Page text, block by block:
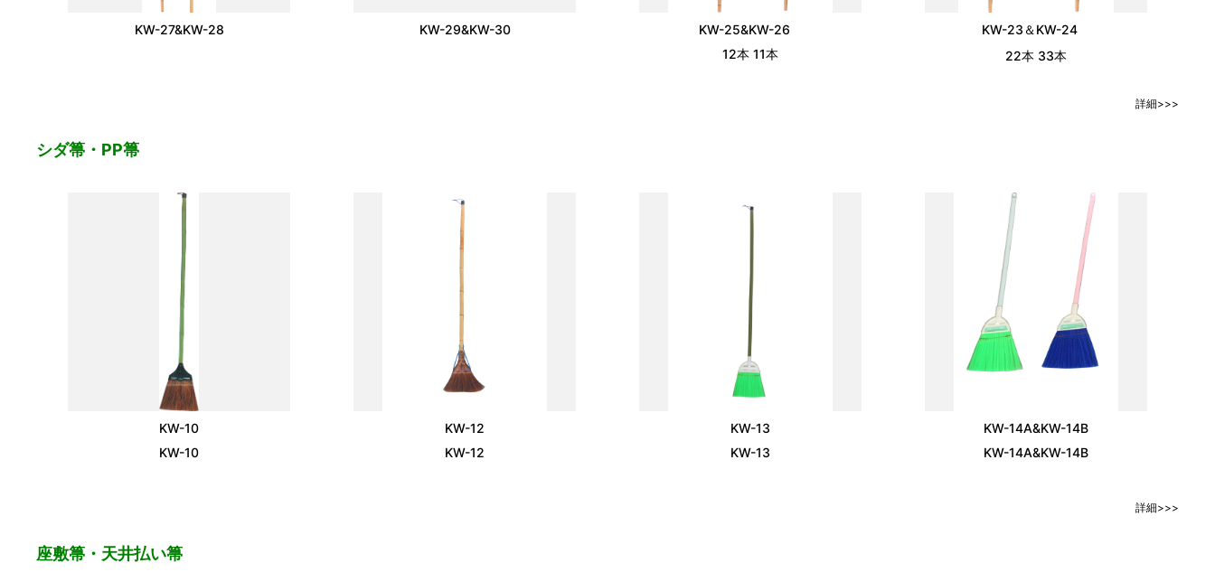
KW-27&KW-28 KW-29&KW-30
KW-25&KW-26
12本 11本
KW-23＆KW-24
22本 33本
詳細>>>
シダ箒・PP箒
KW-10
KW-10
KW-12
KW-12
KW-13
KW-13
KW-14A&KW-14B
KW-14A&KW-14B
詳細>>>
座敷箒・天井払い箒